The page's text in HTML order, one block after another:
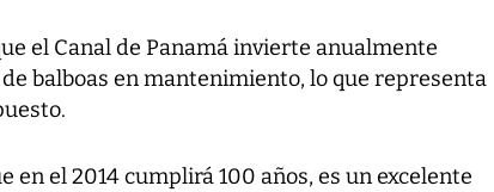
el Canal de Panamá invierte anualmente
balboas en mantenimiento, lo que representa
en el 2014 cumplirá 100 años, es un excelente